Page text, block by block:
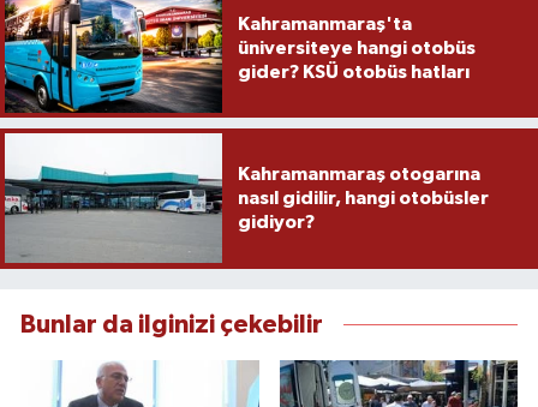
Kahramanmaraş'ta
üniversiteye hangi otobüs
gider? KSÜ otobüs hatları
Kahramanmaraş otogarına
nasıl gidilir, hangi otobüsler
gidiyor?
Bunlar da ilginizi çekebilir